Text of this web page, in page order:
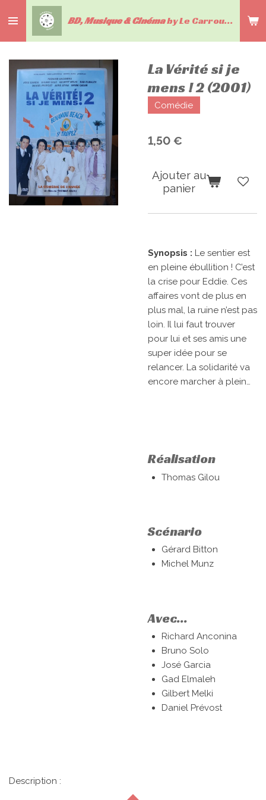
au
contenu
BD, Musique & Cinémaby Le Carrousel du livre
La Vérité si je
mens ! 2 (2001)
Comédie
1,50 €
Ajouter au
panier
Synopsis : Le sentier est
en pleine ébullition ! C’est
la crise pour Eddie. Ces
affaires vont de plus en
plus mal, la ruine n’est pas
loin. Il lui faut trouver
pour lui et ses amis une
super idée pour se
relancer. La solidarité va
encore marcher à plein…
Réalisation
Thomas Gilou
Scénario
Gérard Bitton
Michel Munz
Avec...
Richard Anconina
Bruno Solo
José Garcia
Gad Elmaleh
Gilbert Melki
Daniel Prévost
Description :